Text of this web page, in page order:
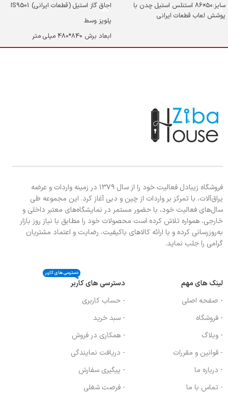
سایز:۵۰×۸۶ استنلس استیل چدن با
پوشش لعاب قطعات ایرانی
اجاق گاز استیل (قطعات ایرانی) IS9501
پلوپز وسط
ابعاد برش 840*480 میلی متر
سلیز 50*86 سانتی متر
دسته کنترل های مقاوم به حرارت و چند
فندک اتوماتیک دارای برچسب انرژی A
فروشگاه زیبادل فعالیت خود را از سال ۱۳۷۹ در زمینه واردات و عرضه
یراق‌آلات، با تمرکز بر واردات از چین و دبی آغاز کرد. این مجموعه طی
سال‌های فعالیت خود، با حضور مستمر در نمایشگاه‌های معتبر داخلی و
خارجی، همواره تلاش کرده است محصولات خود را مطابق با نیاز روز بازار
به‌روزرسانی کرده و با ارائه کالاهای باکیفیت، رضایت و اعتماد مشتریان
گرامی را جلب نماید.
لینک های مهم
- صفحه اصلی
- فروشگاه
- وبلاگ
- قوانین و مقررات
- درباره ما
- تماس با ما
دسترسی های کاربر
دسترسی های کاربر
- حساب کاربری
- سبد خرید
- همکاری در فروش
- دریافت نمایندگی
- پیگیری سفارش
- فرصت شغلی